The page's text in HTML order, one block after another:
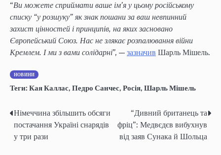
“Ви можете сприймати ваше ім’я у цьому російському
списку “у розшуку” як знак пошани за ваш невпинний
захист цінностей і принципів, на яких засновано
Європейський Союз. Нас не злякає розпалювання війни
Кремлем. І ми з вами солідарні”, — зазначив Шарль Мішель.
НОВИНИ
Теги: Кая Каллас, Педро Санчес, Росія, Шарль Мішель
Post
navigation
Німеччина збільшить обсяги
постачання Україні снарядів
у три рази
“Дивний британець та
фріц”: Медвєдєв вибухнув
від заяв Сунака й Шольца